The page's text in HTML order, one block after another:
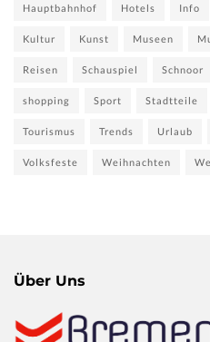
Hauptbahnhof Hotels Info
Kultur Kunst Museen
Reisen Schauspiel Schnoor
shopping Sport Stadtteile
Tourismus Trends Urlaub
Volksfeste Weihnachten
Über Uns